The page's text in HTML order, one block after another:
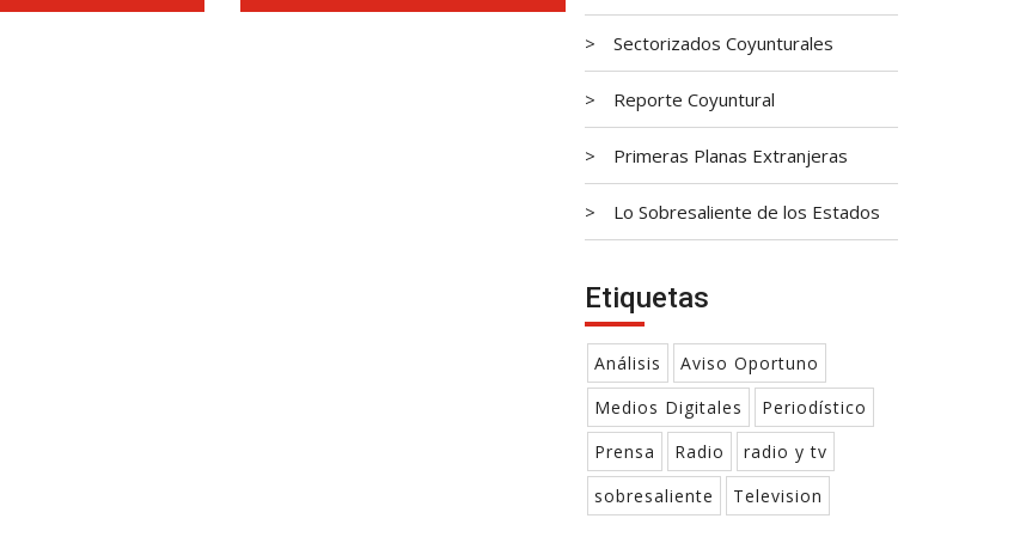
Sectorizados Coyunturales
Reporte Coyuntural
Primeras Planas Extranjeras
Lo Sobresaliente de los Estados
Etiquetas
Análisis
Aviso Oportuno
Medios Digitales
Periodístico
Prensa
Radio
radio y tv
sobresaliente
Television